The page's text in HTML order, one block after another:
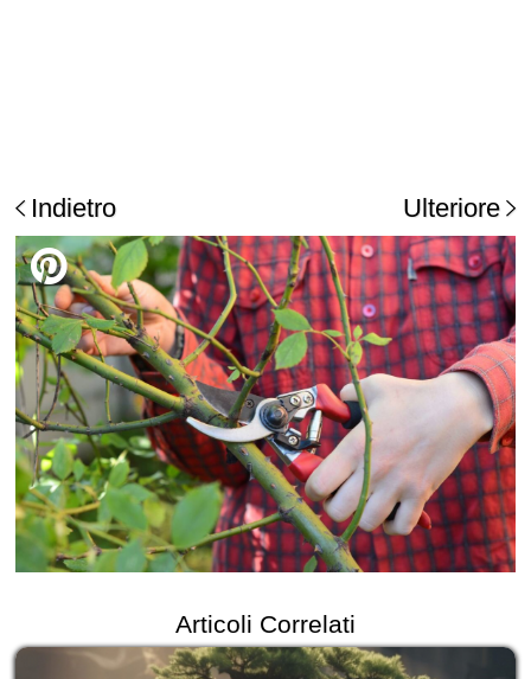
Indietro Ulteriore
Articoli Correlati